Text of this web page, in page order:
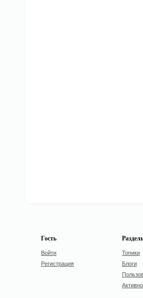
Гость
Войти
Регистрация
Топики
Блоги